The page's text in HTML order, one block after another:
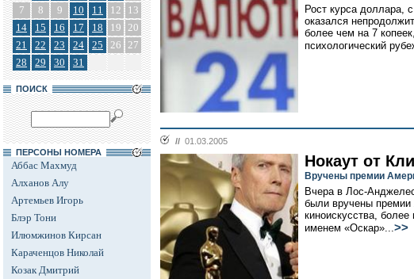
7
8 9 10 11 12
13
14
15 16 17 18 19 20
21
22 23 24 25 26 27
28
29 30 31
ПОИСК
ПЕРСОНЫ НОМЕРА
Аббас Махмуд
Алханов Алу
Артемьев Игорь
Блэр Тони
Илюмжинов Кирсан
Караченцов Николай
Козак Дмитрий
Рост курса доллара,
оказался
более чем на 7
психологический
// 01.03.2005
Нокаут от
Вручены премии
Вчера в Лос-
были вручены премии
киноискусства,
именем «Оскар»...>>